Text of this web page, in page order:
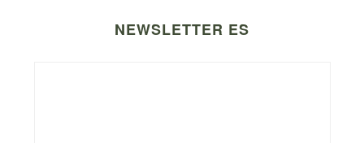
NEWSLETTER ES